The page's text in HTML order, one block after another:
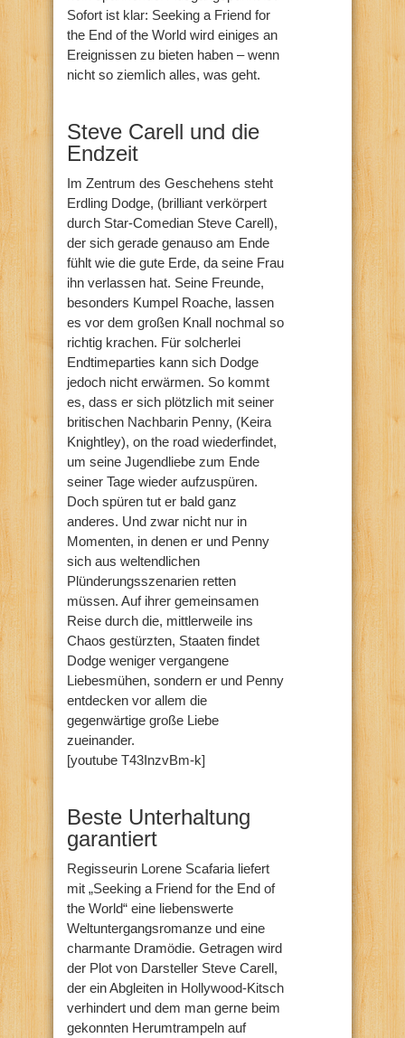
Sofort ist klar: Seeking a Friend for
the End of the World wird einiges an
Ereignissen zu bieten haben – wenn
nicht so ziemlich alles, was geht.
Steve Carell und die
Endzeit
Im Zentrum des Geschehens steht
Erdling Dodge, (brilliant verkörpert
durch Star-Comedian Steve Carell),
der sich gerade genauso am Ende
fühlt wie die gute Erde, da seine Frau
ihn verlassen hat. Seine Freunde,
besonders Kumpel Roache, lassen
es vor dem großen Knall nochmal so
richtig krachen. Für solcherlei
Endtimeparties kann sich Dodge
jedoch nicht erwärmen. So kommt
es, dass er sich plötzlich mit seiner
britischen Nachbarin Penny, (Keira
Knightley), on the road wiederfindet,
um seine Jugendliebe zum Ende
seiner Tage wieder aufzuspüren.
Doch spüren tut er bald ganz
anderes. Und zwar nicht nur in
Momenten, in denen er und Penny
sich aus weltendlichen
Plünderungsszenarien retten
müssen. Auf ihrer gemeinsamen
Reise durch die, mittlerweile ins
Chaos gestürzten, Staaten findet
Dodge weniger vergangene
Liebesmühen, sondern er und Penny
entdecken vor allem die
gegenwärtige große Liebe
zueinander.
[youtube T43InzvBm-k]
Beste Unterhaltung
garantiert
Regisseurin Lorene Scafaria liefert
mit „Seeking a Friend for the End of
the World“ eine liebenswerte
Weltuntergangsromanze und eine
charmante Dramödie. Getragen wird
der Plot von Darsteller Steve Carell,
der ein Abgleiten in Hollywood-Kitsch
verhindert und dem man gerne beim
gekonnten Herumtrampeln auf